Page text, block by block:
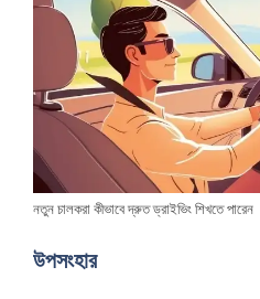
নতুন চালকরা কীভাবে দ্রুত ড্রাইভিং শিখতে পারেন
উপসংহার